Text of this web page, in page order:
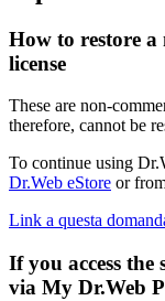
How to restore a
license
These are non-
therefore, cannot be
To continue using
Dr.Web eStore or
Link a questa
If you access the
via My Dr.Web